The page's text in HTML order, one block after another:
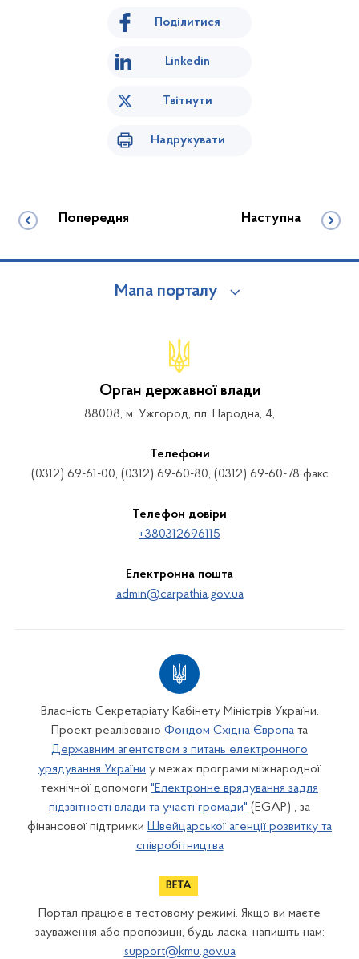
Поділитися
Linkedin
Твітнути
Надрукувати
Попередня Наступна
Мапа порталу
Орган державної влади
88008, м. Ужгород, пл. Народна, 4,
Телефони
(0312) 69-61-00, (0312) 69-60-80, (0312) 69-60-78 факс
Телефон довіри
+380312696115
Електронна пошта
admin@carpathia.gov.ua
Власність Секретаріату Кабінету Міністрів України.
Проект реалізовано Фондом Східна Європа та
Державним агентством з питань електронного
урядування України у межах програми міжнародної
технічної допомоги "Електронне врядування задля
підзвітності влади та участі громади" (EGAP) , за
фінансової підтримки Швейцарської агенції розвитку та
співробітництва
Портал працює в тестовому режимі. Якщо ви маєте
зауваження або пропозиції, будь ласка, напишіть нам:
support@kmu.gov.ua